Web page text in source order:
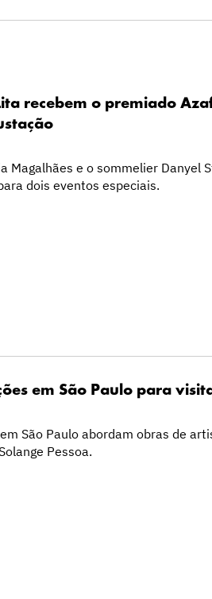
recebem o premiado
Magalhães e o sommelier Danyel
dois eventos especiais.
em São Paulo para
São Paulo abordam obras de
Pessoa.